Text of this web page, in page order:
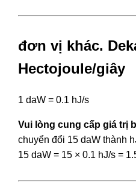
đơn vị khác.
Hectojoule/giây
1 daW = 0.1 hJ/s
Vui lòng cung cấp giá trị
chuyển đổi 15 daW thành
15 daW = 15 × 0.1 hJ/s =